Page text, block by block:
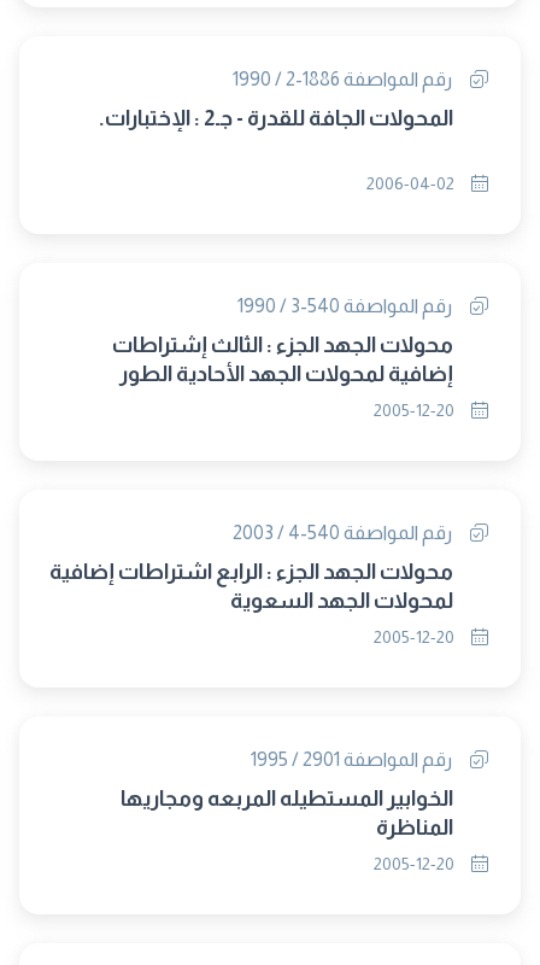
رقم المواصفة 1886-2 / 1990
المحولات الجافة للقدرة - جـ2 : الإختبارات.
رقم المواصفة 540-3 / 1990
محولات الجهد الجزء : الثالث إشتراطات
إضافية لمحولات الجهد الأحادية الطور
المستخدمة فى الوقاية
رقم المواصفة 540-4 / 2003
محولات الجهد الجزء : الرابع اشتراطات إضافية
لمحولات الجهد السعوية
رقم المواصفة 2901 / 1995
الخوابير المستطيله المربعه ومجاريها
المناظرة